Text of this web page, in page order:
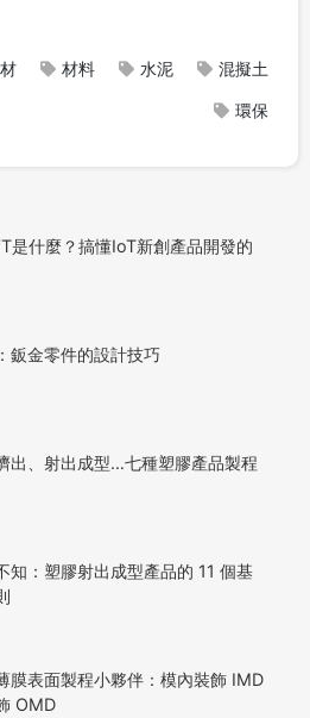
材料 水泥 混擬土
環保
是什麼？搞懂IoT新創產品開發的
鈑金零件的設計技巧
出、射出成型…七種塑膠產品製程
知：塑膠射出成型產品的 11 個基
膜表面製程小夥伴：模內裝飾 IMD
OMD